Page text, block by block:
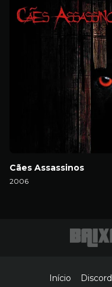
Cães Assassinos
2006
Início Discord